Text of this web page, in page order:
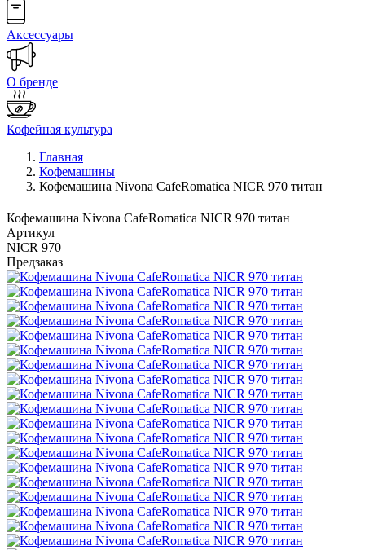
Аксессуары
О бренде
Кофейная культура
Главная
Кофемашины
Кофемашина Nivona CafeRomatica NICR 970 титан
Кофемашина Nivona CafeRomatica NICR 970 титан
Артикул
NICR 970
Предзаказ